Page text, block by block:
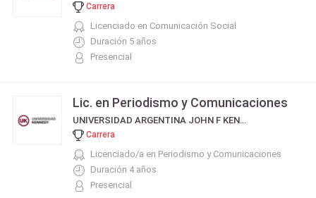
Carrera
Licenciado en Comunicación Social
Duración 5 años
Presencial
Lic. en Periodismo y Comunicaciones
UNIVERSIDAD ARGENTINA JOHN F KENNEDY
Carrera
Licenciado/a en Periodismo y Comunicaciones
Duración 4 años
Presencial